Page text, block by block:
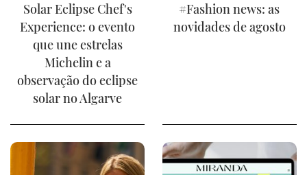
Solar Eclipse Chef's
Experience: o evento
que une estrelas
Michelin e a
observação do eclipse
solar no Algarve
#Fashion news: as
novidades de agosto